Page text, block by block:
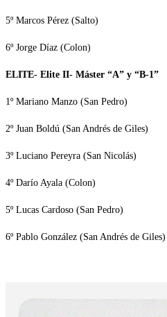
5º Marcos Pérez (Salto)
6º Jorge Díaz (Colon)
ELITE- Elite II- Máster “A” y “B-1”
1º Mariano Manzo (San Pedro)
2º Juan Boldú (San Andrés de Giles)
3º Luciano Pereyra (San Nicolás)
4º Darío Ayala (Colon)
5º Lucas Cardoso (San Pedro)
6º Pablo González (San Andrés de Giles)